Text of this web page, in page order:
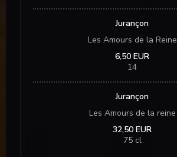
Jurançon
Les Amours de la Reine
6,50 EUR
14
Jurançon
Les Amours de la reine
32,50 EUR
75 cl